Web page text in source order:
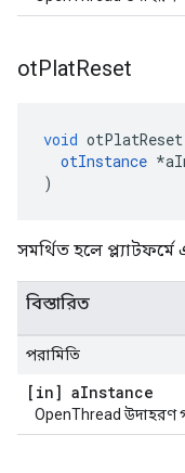
otPlatReset
void otPlatReset
otInstance *
)
সমর্থিত হলে
বিস্তারিত
পরামিতি
[in] aInstance
OpenThread উদাহরণ